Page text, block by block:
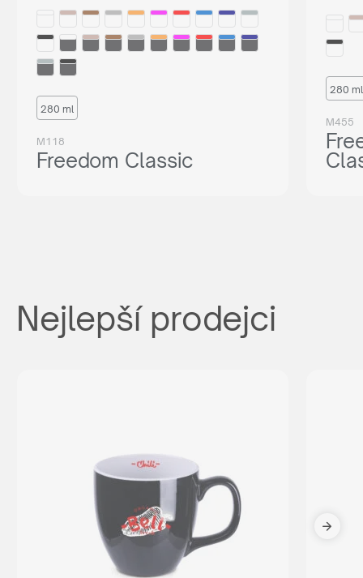
280 ml
M118
Freedom Classic
280 ml
M455
Nejlepší prodejci